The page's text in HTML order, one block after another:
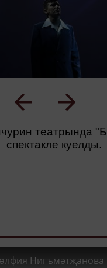
театрында
спектакле куелды.
Нигъмәтҗанова